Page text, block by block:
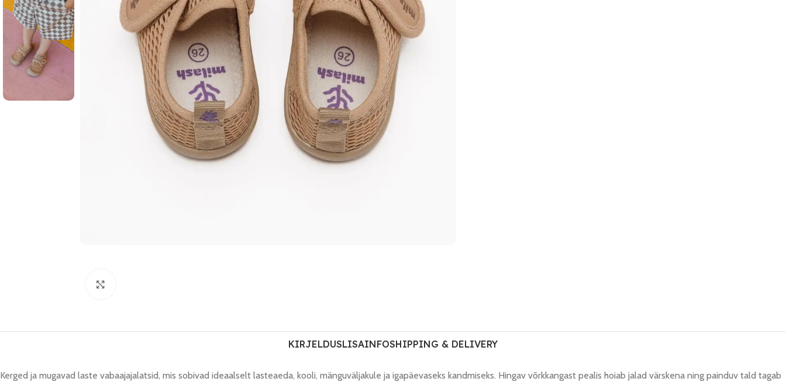
KIRJELDUSLISAINFOSHIPPING & DELIVERY
Kerged ja mugavad laste vabaajajalatsid, mis sobivad ideaalselt lasteaeda, kooli, mänguväljakule ja igapäevaseks kandmiseks. Hingav võrkkangast pealis hoiab jalad värskena ning painduv tald tagab